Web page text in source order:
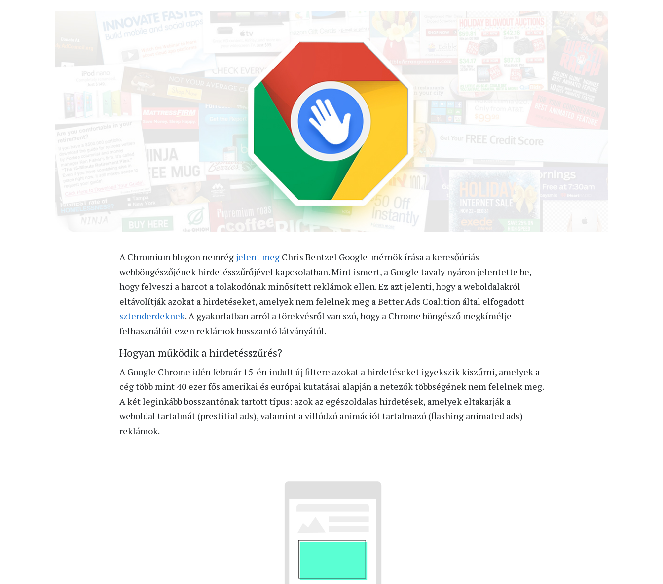
A Chromium blogon nemrég jelent meg Chris Bentzel Google-mérnök írása a keresőóriás
webböngészőjének hirdetésszűrőjével kapcsolatban. Mint ismert, a Google tavaly nyáron jelentette be,
hogy felveszi a harcot a tolakodónak minősített reklámok ellen. Ez azt jelenti, hogy a weboldalakról
eltávolítják azokat a hirdetéseket, amelyek nem felelnek meg a Better Ads Coalition által elfogadott
sztenderdeknek. A gyakorlatban arról a törekvésről van szó, hogy a Chrome böngésző megkímélje
felhasználóit ezen reklámok bosszantó látványától.
Hogyan működik a hirdetésszűrés?
A Google Chrome idén február 15-én indult új filtere azokat a hirdetéseket igyekszik kiszűrni, amelyek a
cég több mint 40 ezer fős amerikai és európai kutatásai alapján a netezők többségének nem felelnek meg.
A két leginkább bosszantónak tartott típus: azok az egészoldalas hirdetések, amelyek eltakarják a
weboldal tartalmát (prestitial ads), valamint a villódzó animációt tartalmazó (flashing animated ads)
reklámok.